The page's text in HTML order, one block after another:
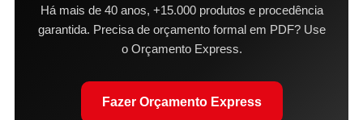
Há mais de 40 anos, +15.000 produtos e procedência
garantida. Precisa de orçamento formal em PDF? Use
o Orçamento Express.
Fazer Orçamento Express